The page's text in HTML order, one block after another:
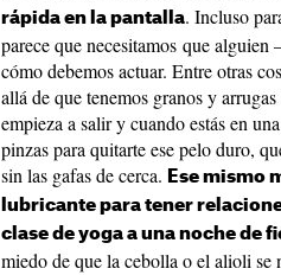
rápida en la pantalla. Incluso
parece que necesitamos que
cómo debemos actuar. Entre otras
allá de que tenemos granos y
empieza a salir y cuando estás en
pinzas para quitarte ese pelo duro,
sin las gafas de cerca. Ese mismo
lubricante para tener
clase de yoga a una noche de
miedo de que la cebolla o el alioli se